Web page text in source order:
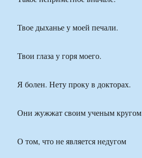
Твое дыханье у моей печали.
Твои глаза у горя моего.
Я болен. Нету проку в докторах.
Они жужжат своим ученым кругом
О том, что не является недугом